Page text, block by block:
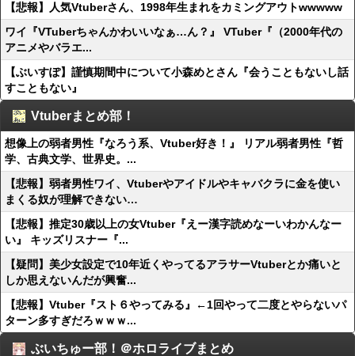
【悲報】人気Vtuberさん、1998年生まれをカミングアウトwwwww
ワイ『VTuberちゃんかわいいなぁ…ん？』 VTuber『（2000年代の
アニメやバラエ...
【ぶいすぽ】謹慎期間中について小森めとさん『会うこともないし話
すこともない』
Vtuberまとめ部！
想像上の弱者男性『なろう系、Vtuber好き！』 リアル弱者男性『哲
学、古典文学、世界史。...
【悲報】弱者男性ワイ、Vtuberやアイドルやキャバクラに金を使い
まくる奴が理解できない…
【悲報】推定30歳以上の女Vtuber『えー漢字読めなーいわかんなー
い』 キッズリスナー『...
【疑問】美少女設定で10年近くやってるアラサーVtuberとか痛いと
しか思えないんだが興奮...
【悲報】Vtuber『スト６やってみる』←1回やって二度とやらないパ
ターン多すぎだろｗｗｗ...
ぶいちゅー部！＠ホロライブまとめ